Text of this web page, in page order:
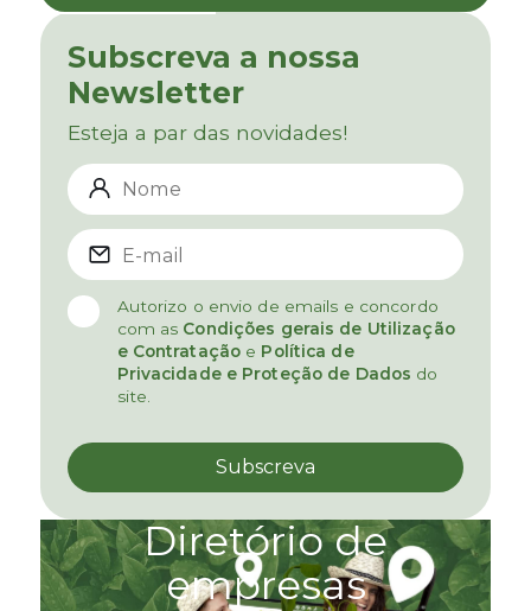
Subscreva a nossa
Newsletter
Esteja a par das novidades!
Autorizo o envio de emails e concordo
com as Condições gerais de Utilização
e Contratação e Política de
Privacidade e Proteção de Dados do
site.
Diretório de
empresas